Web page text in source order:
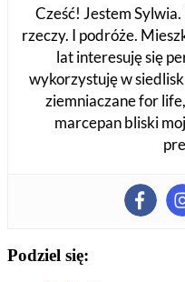
Cześć! Jestem
rzeczy. I podróże.
lat interesuję się
wykorzystuję w
ziemniaczane for
marcepan bliski
Podziel się: